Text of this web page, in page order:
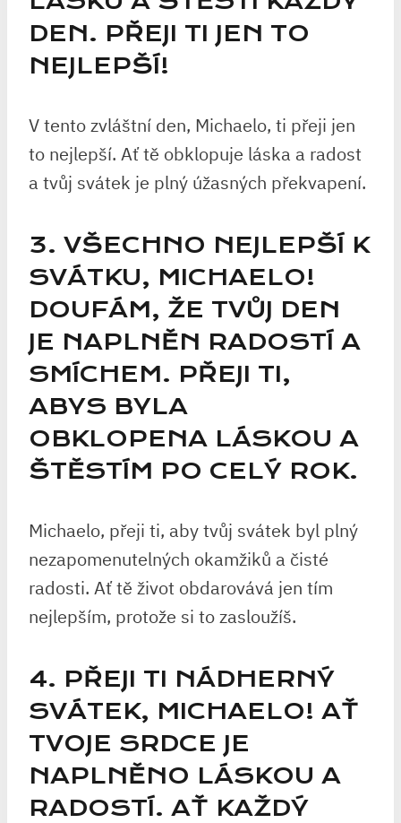
DEN. PŘEJI TI JEN TO
NEJLEPŠÍ!
V tento zvláštní den, Michaelo, ti přeji jen
to nejlepší. Ať tě obklopuje láska a radost
a tvůj svátek je plný úžasných překvapení.
3. VŠECHNO NEJLEPŠÍ K
SVÁTKU, MICHAELO!
DOUFÁM, ŽE TVŮJ DEN
JE NAPLNĚN RADOSTÍ A
SMÍCHEM. PŘEJI TI,
ABYS BYLA
OBKLOPENA LÁSKOU A
ŠTĚSTÍM PO CELÝ ROK.
Michaelo, přeji ti, aby tvůj svátek byl plný
nezapomenutelných okamžiků a čisté
radosti. Ať tě život obdarovává jen tím
nejlepším, protože si to zasloužíš.
4. PŘEJI TI NÁDHERNÝ
SVÁTEK, MICHAELO! AŤ
TVOJE SRDCE JE
NAPLNĚNO LÁSKOU A
RADOSTÍ. AŤ KAŽDÝ